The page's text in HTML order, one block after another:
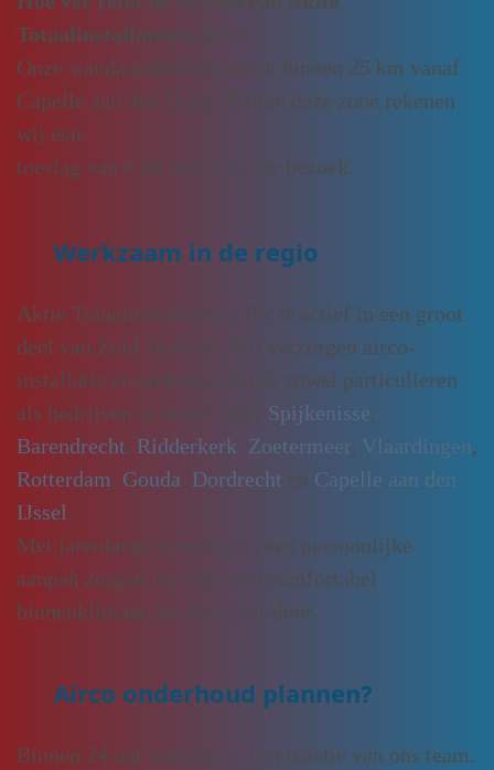
Totaalinstallateurs B.V.?
Onze standaarddekking geldt binnen 25 km vanaf
Capelle aan den IJssel. Buiten deze zone rekenen
wij een
toeslag van € 48 incl. btw per bezoek.
Werkzaam in de regio
Aktie Totaalinstallateurs BV is actief in een groot
deel van Zuid-Holland. Wij verzorgen airco-
installatie en onderhoud voor zowel particulieren
als bedrijven in onder meer Spijkenisse ,
Barendrecht, Ridderkerk Zoetermeer , Vlaardingen,
Rotterdam, Gouda Dordrecht en Capelle aan den
IJssel.
Met jarenlange ervaring en een persoonlijke
aanpak zorgen wij voor een comfortabel
binnenklimaat, het hele jaar door.
Airco onderhoud plannen?
Binnen 24 uur ontvangt u een reactie van ons team.